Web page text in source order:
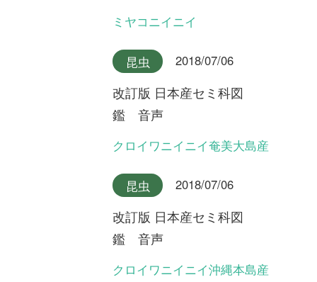
有料会員利用規約｜お問い合わせ
シーについて
ープ
Copyright ©2016 Yama-kei Publishers co.,Ltd.
An impress Group Company. All rights reserved.